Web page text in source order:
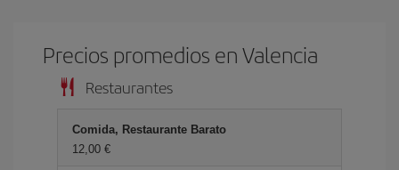
Precios promedios en Valencia
Restaurantes
Comida, Restaurante Barato
12,00 €